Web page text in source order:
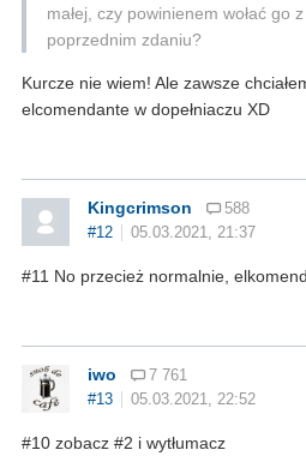
małej, czy powinienem wołać go
poprzednim zdaniu?
Kurcze nie wiem! Ale zawsze
elcomendante w dopełniaczu XD
Kingcrimson
588
#12
05.03.2021, 21:37
#11 No przecież normalnie,
iwo
7 761
#13
05.03.2021, 22:52
#10 zobacz #2 i wytłumacz